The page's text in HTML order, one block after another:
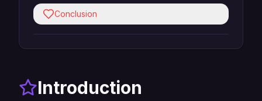
Conclusion
Introduction